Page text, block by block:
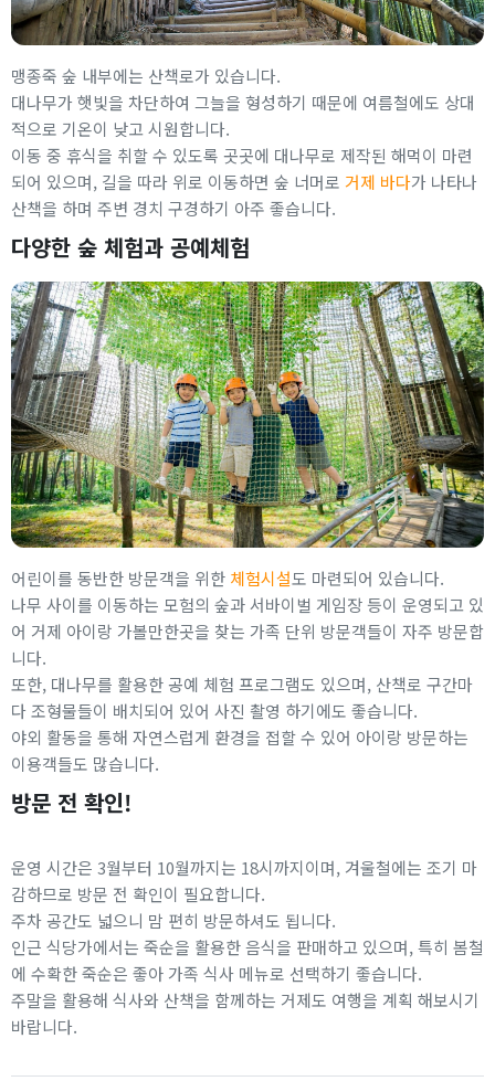
맹종죽 숲 내부에는 산책로가 있습니다.
대나무가 햇빛을 차단하여 그늘을 형성하기 때문에 여름철에도 상대
적으로 기온이 낮고 시원합니다.
이동 중 휴식을 취할 수 있도록 곳곳에 대나무로 제작된 해먹이 마련
되어 있으며, 길을 따라 위로 이동하면 숲 너머로 거제 바다가 나타나
산책을 하며 주변 경치 구경하기 아주 좋습니다.
다양한 숲 체험과 공예체험
어린이를 동반한 방문객을 위한 체험시설도 마련되어 있습니다.
나무 사이를 이동하는 모험의 숲과 서바이벌 게임장 등이 운영되고 있
어 거제 아이랑 가볼만한곳을 찾는 가족 단위 방문객들이 자주 방문합
니다.
또한, 대나무를 활용한 공예 체험 프로그램도 있으며, 산책로 구간마
다 조형물들이 배치되어 있어 사진 촬영 하기에도 좋습니다.
야외 활동을 통해 자연스럽게 환경을 접할 수 있어 아이랑 방문하는
이용객들도 많습니다.
방문 전 확인!
운영 시간은 3월부터 10월까지는 18시까지이며, 겨울철에는 조기 마
감하므로 방문 전 확인이 필요합니다.
주차 공간도 넓으니 맘 편히 방문하셔도 됩니다.
인근 식당가에서는 죽순을 활용한 음식을 판매하고 있으며, 특히 봄철
에 수확한 죽순은 좋아 가족 식사 메뉴로 선택하기 좋습니다.
주말을 활용해 식사와 산책을 함께하는 거제도 여행을 계획 해보시기
바랍니다.